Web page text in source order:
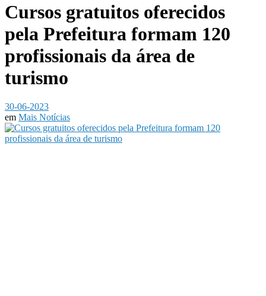
Cursos gratuitos oferecidos
pela Prefeitura formam 120
profissionais da área de
turismo
30-06-2023
em Mais Notícias